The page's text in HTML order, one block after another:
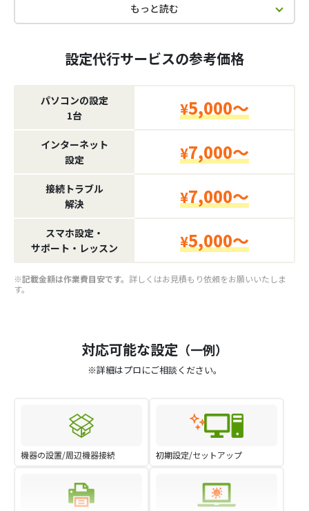
もっと読む
設定代行サービスの参考価格
パソコンの設定
1台
¥5,000～
インターネット
設定
¥7,000～
接続トラブル
解決
¥7,000～
スマホ設定・
サポート・レッスン
¥5,000～
※記載金額は作業費目安です。 詳しくはお見積もり依頼をお願いいたしま
す。
対応可能な設定 （一例）
※詳細はプロにご相談ください。
機器の設置/周辺機器接続 初期設定/セットアップ